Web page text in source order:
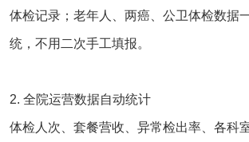
体检记录；老年人、两癌、公卫体检数据
统，不用二次手工填报。
2. 全院运营数据自动统计
体检人次、套餐营收、异常检出率、各科